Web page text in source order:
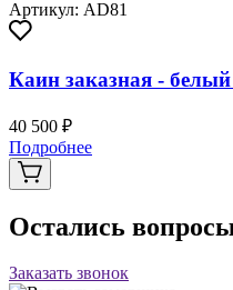
Артикул: AD81
Каин заказная -
40 500 ₽
Подробнее
Остались
Заказать звонок